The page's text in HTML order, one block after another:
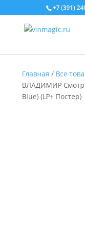
+7 (391)
Главная / Все
ВЛАДИМИР
Blue) (LP+ Постер)